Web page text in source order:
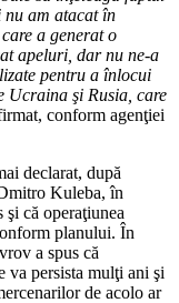
am atacat în
a generat o
apeluri, dar nu ne-a
pentru a înlocui
Ucraina şi Rusia, care
conform agenţiei
declarat, după
Kuleba, în
că operaţiunea
planului. În
a spus că
va persista mulţi ani şi
de acolo ar